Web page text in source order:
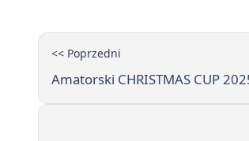
<< Poprzedni
Amatorski CHRISTMAS CUP